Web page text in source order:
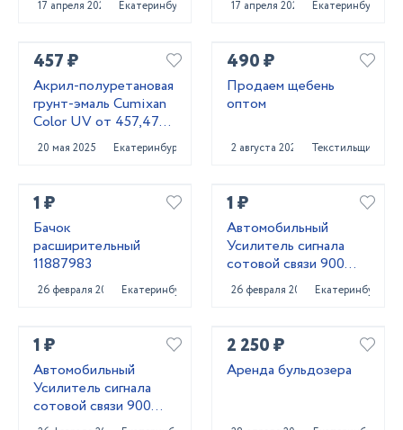
поставщика
17 апреля 2025 Екатеринбург 17 апреля 2025 Екатеринбург
457 ₽
Акрил-полуретановая
грунт-эмаль Cumixan
Color UV от 457,47
рублей
20 мая 2025 Екатеринбург
490 ₽
Продаем щебень
оптом
2 августа 2021 Текстильщик
1 ₽
Бачок
расширительный
11887983
26 февраля 2022 Екатеринбург
1 ₽
Автомобильный
Усилитель сигнала
сотовой связи 900
MHZ + 1800 MHZ +
2,3,4 G
26 февраля 2022 Екатеринбург
1 ₽
Автомобильный
Усилитель сигнала
сотовой связи 900
MHZ
2 250 ₽
Аренда бульдозера